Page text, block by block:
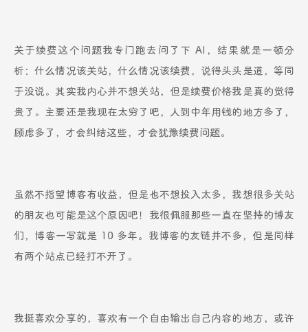
关于续费这个问题我专门跑去问了下 AI，结果就是一顿分
析：什么情况该关站，什么情况该续费，说得头头是道，等同
于没说。其实我内心并不想关站，但是续费价格我是真的觉得
贵了。主要还是我现在太穷了吧，人到中年用钱的地方多了，
顾虑多了，才会纠结这些，才会犹豫续费问题。
虽然不指望博客有收益，但是也不想投入太多，我想很多关站
的朋友也可能是这个原因吧！我很佩服那些一直在坚持的博友
们，博客一写就是 10 多年。我博客的友链并不多，但是同样
有两个站点已经打不开了。
我挺喜欢分享的，喜欢有一个自由输出自己内容的地方，或许